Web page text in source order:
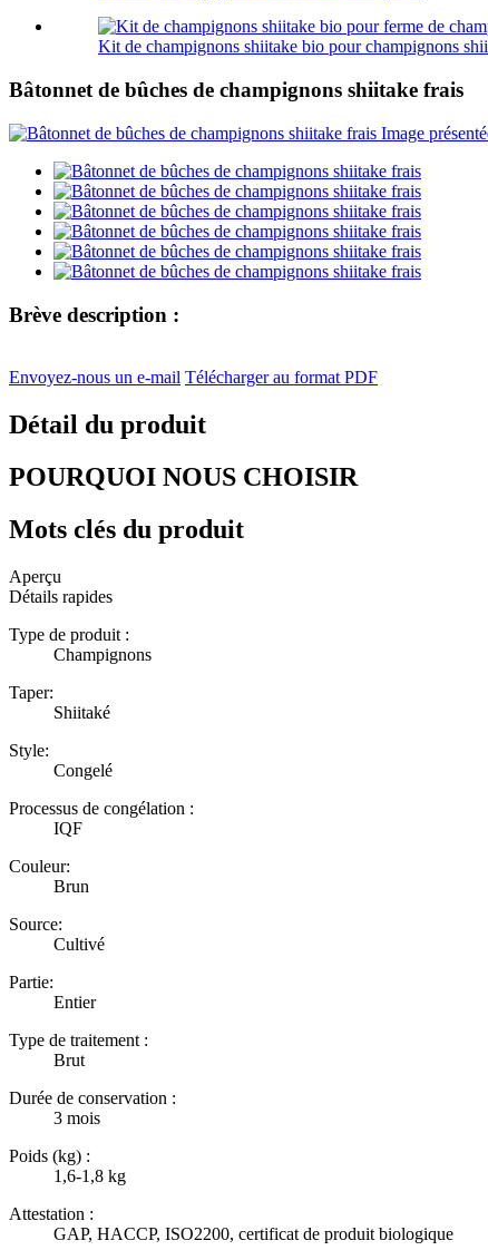
Kit de champignons shiitake bio pour champignons
Bâtonnet de bûches de champignons shiitake frais
Brève description :
Envoyez-nous un e-mail Télécharger au format PDF
Détail du produit
POURQUOI NOUS CHOISIR
Mots clés du produit
Aperçu
Détails rapides
Type de produit :
Champignons
Taper:
Shiitaké
Style:
Congelé
Processus de congélation :
IQF
Couleur:
Brun
Source:
Cultivé
Partie:
Entier
Type de traitement :
Brut
Durée de conservation :
3 mois
Poids (kg) :
1,6-1,8 kg
Attestation :
GAP, HACCP, ISO2200, certificat de produit biologique